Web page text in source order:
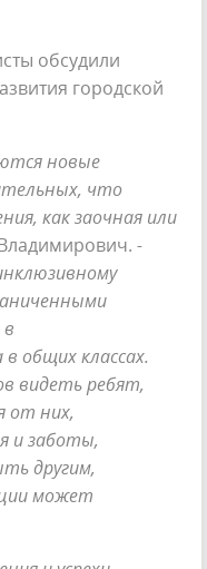
обсудили
городской
новые
что
как заочная или
-
общих классах.
видеть ребят,
от них,
и заботы,
другим,
может